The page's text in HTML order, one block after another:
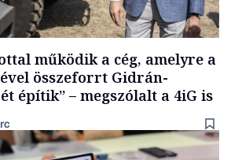
működik a cég, amelyre a
összeforrt Gidrán-
építik” – megszólalt a 4iG is